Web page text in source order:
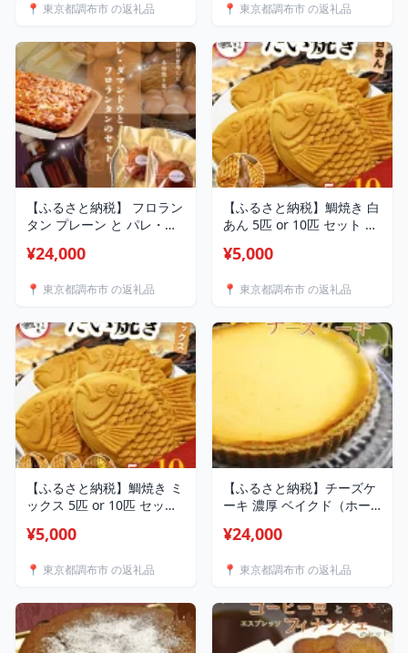
酒 トランス脂肪酸不使用
ーツ 洋菓子アーモンド き
び砂糖 使用 白砂糖不使用
発酵バター 手土産 調布 東
京
📍 東京都調布市 の返礼品
らり 無花果 イチジク キャ
ンフィ ケーキ シナモン ラ
ム酒 スイーツ 洋菓子 発酵
バター きび砂糖 調布 東京
📍 東京都調布市 の返礼品
【ふるさと納税】 フロラン
タン プレーン と パレ・ダ
ンド 焼き菓子工房(輝)きら
子 焼菓子 洋菓子 きび砂糖
脂肪酸不使用 ショートニン
グ不使用 マーガリン不使用
ご褒美 手土産 調布 東京
¥24,000
📍 東京都調布市 の返礼品
【ふるさと納税】鯛焼き 白
あん 5匹 or 10匹 セット 選
一たい焼き 鯛幸房 国領店
小麦 冷めても美味しい 皮
いんげん豆 いんげん 冷凍
和菓子 菓子 焼菓子 スイー
¥5,000
📍 東京都調布市 の返礼品
【ふるさと納税】鯛焼き ミ
ックス 5匹 or 10匹 セット
ド 選べる 容量 | 江戸一た
素材 北海道産 小豆 甜菜糖
薄め たいやき ギフト 冷凍
和菓子 菓子 焼菓子 スイー
ツ 調布 国領 東京
¥5,000
📍 東京都調布市 の返礼品
【ふるさと納税】チーズケ
ーキ 濃厚 ベイクド（ホー
Frigga 深大寺カフェ 濃厚
ド 自家製 手作り チーズケ
キ 深大寺 調布 東京都
¥24,000
📍 東京都調布市 の返礼品